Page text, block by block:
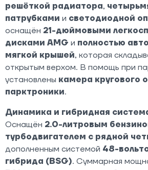
решёткой радиатора,
патрубками и светодиодной
оснащён 21-дюймовыми
дисками AMG и полностью
мягкой крышей, которая
открытым верхом. В помощь при
установлены камера кругового
парктроники.
Динамика и гибридная
Оснащён 2.0-литровым
турбодвигателем с рядной
дополненным системой 48-
гибрида (BSG). Суммарная